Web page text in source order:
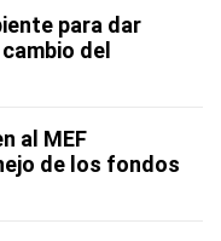
para dar
del
al MEF
de los fondos